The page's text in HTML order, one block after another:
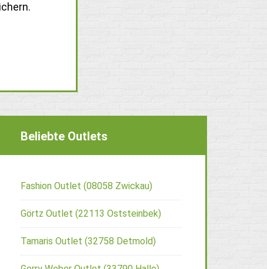
Beliebte Outlets
Fashion Outlet (08058 Zwickau)
Görtz Outlet (22113 Oststeinbek)
Tamaris Outlet (32758 Detmold)